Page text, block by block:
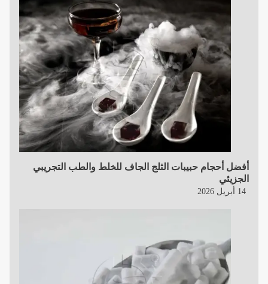
أفضل أحجام حبيبات الثلج الجاف للخلط والطب التجريبي
الجزيئي
14 أبريل 2026